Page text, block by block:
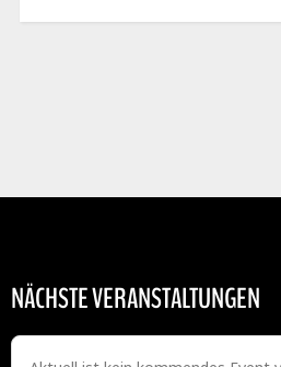
NÄCHSTE VERANSTALTUNGEN